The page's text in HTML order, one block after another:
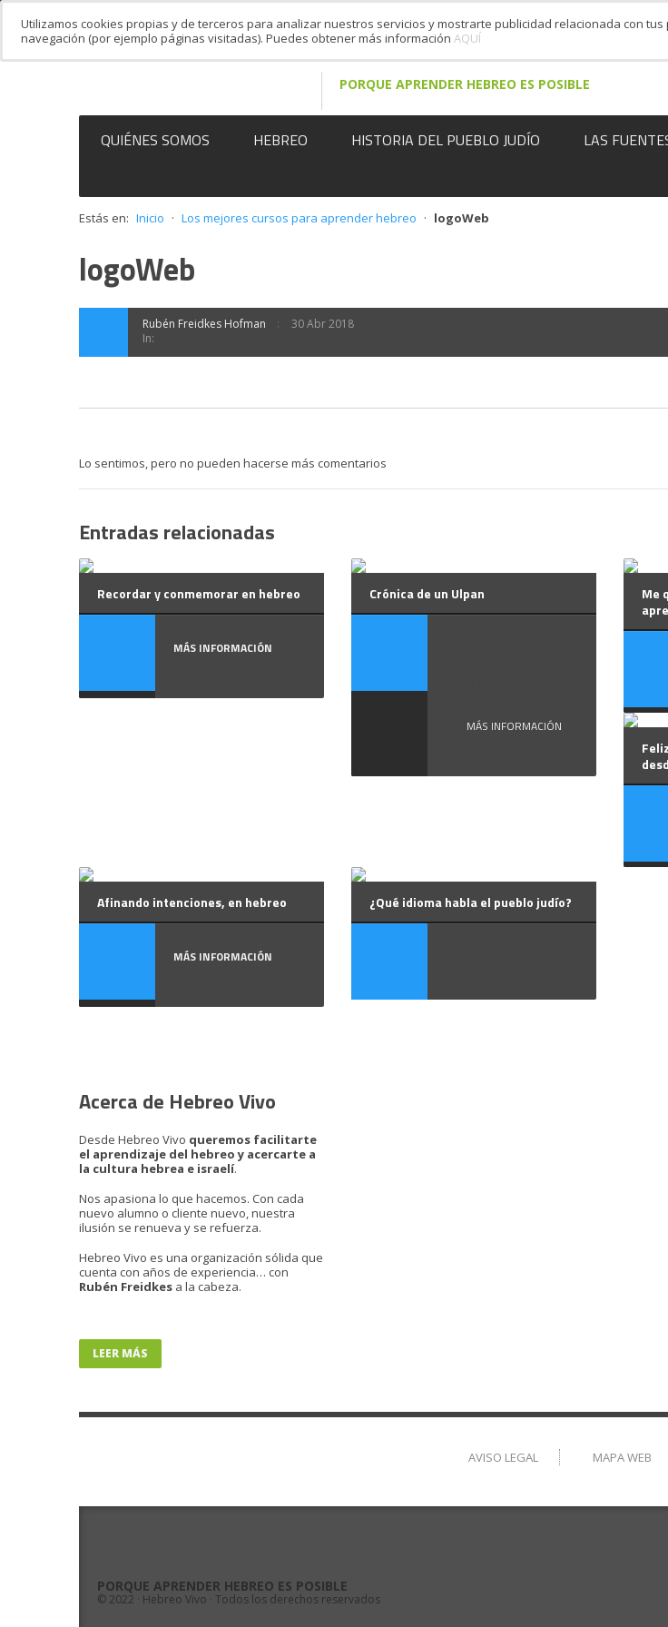
PORQUE APRENDER HEBREO ES POSIBLE
QUIÉNES SOMOS HEBREO HISTORIA DEL PUEBLO JUDÍO LAS
Estás en: Inicio · Los mejores cursos para aprender hebreo · logoWeb
logoWeb
Rubén Freidkes Hofman
30 Abr 2018
In:
Lo sentimos, pero no pueden hacerse más comentarios
Entradas relacionadas
Recordar y conmemorar en hebreo
MÁS INFORMACIÓN
Crónica de un Ulpan
MÁS INFORMACIÓN
Me
Afinando intenciones, en hebreo
MÁS INFORMACIÓN
¿Qué idioma habla el pueblo judío?
Acerca de Hebreo Vivo
Desde Hebreo Vivo queremos facilitarte
el aprendizaje del hebreo y acercarte a
la cultura hebrea e israelí.
Nos apasiona lo que hacemos. Con cada
nuevo alumno o cliente nuevo, nuestra
ilusión se renueva y se refuerza.
Hebreo Vivo es una organización sólida que
cuenta con años de experiencia… con
Rubén Freidkes a la cabeza.
LEER MÁS
AVISO LEGAL MAPA WEB
PORQUE APRENDER HEBREO ES POSIBLE
© 2022 · Hebreo Vivo · Todos los derechos reservados
Utilizamos cookies propias y de terceros para analizar nuestros servicios y mostrarte publicidad relacionada con
navegación (por ejemplo páginas visitadas). Puedes obtener más información AQUÍ